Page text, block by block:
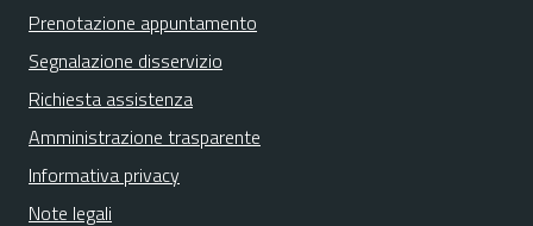
Prenotazione appuntamento
Segnalazione disservizio
Richiesta assistenza
Amministrazione trasparente
Informativa privacy
Note legali